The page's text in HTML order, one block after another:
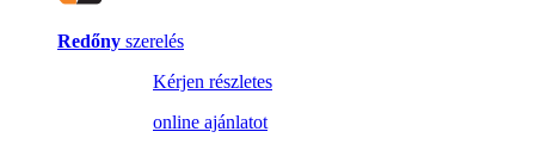
Redőny szerelés
Kérjen részletes
online ajánlatot